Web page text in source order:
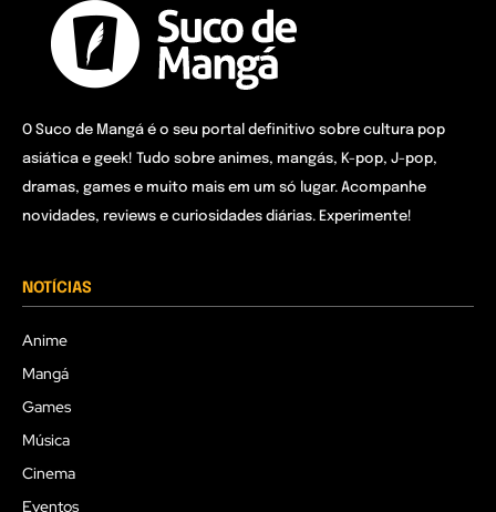
O Suco de Mangá é o seu portal definitivo sobre cultura pop
asiática e geek! Tudo sobre animes, mangás, K-pop, J-pop,
dramas, games e muito mais em um só lugar. Acompanhe
novidades, reviews e curiosidades diárias. Experimente!
NOTÍCIAS
Anime
Mangá
Games
Música
Cinema
Eventos